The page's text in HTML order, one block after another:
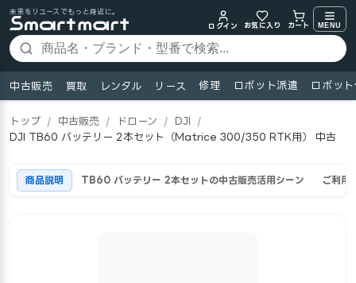
未来をリユースでもっと身近に。
ログイン
お気に入り カート MENU
中古販売 買取 レンタル リース 修理 ロボット派遣 ロボッ
トップ / 中古販売 / ドローン / DJI
/
DJI TB60 バッテリー 2本セット（Matrice 300/350 RTK用） 中古
商品説明 TB60 バッテリー 2本セットの中古販売活用シーン ご利用